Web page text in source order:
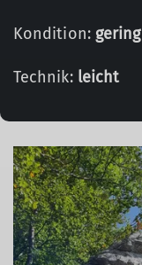
Kondition: gering
Technik: leicht